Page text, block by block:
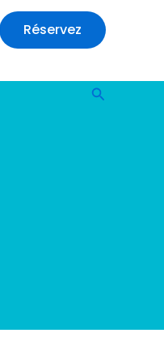
Réservez